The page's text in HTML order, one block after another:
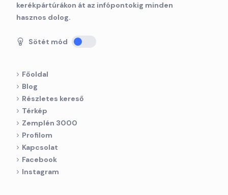
kerékpártúrákon át az infópontokig minden
hasznos dolog.
Sötét mód
Főoldal
Blog
Részletes kereső
Térkép
Zemplén 3000
Profilom
Kapcsolat
Facebook
Instagram